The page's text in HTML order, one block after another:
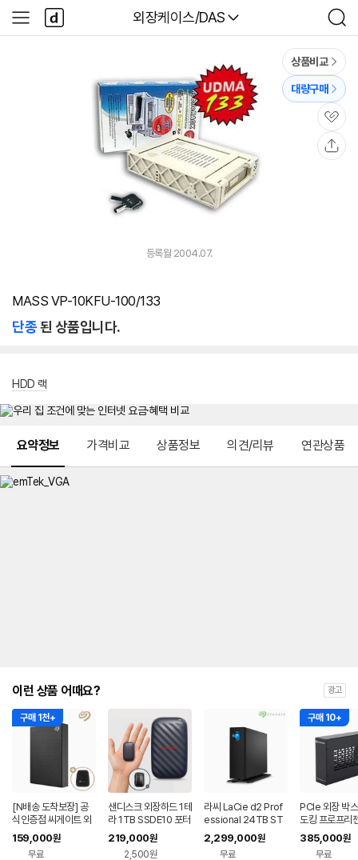
다나와
외장케이스/DAS
검
색
사
이
다
나
와
상품비교
대량구매
관
심
등록월 2004.07.
MASS VP-10KFU-100/133
단종된 상품입니다.
HDD 랙
요약정보 가격비교 상품정보 의견/리뷰 연관상품
이런 상품 어때요? 광고
구매 1천+
[N배송 도착보장] 공
식인증점 씨게이트 외
장하드 SEAGATE 외
장 HDD 데이터복구 3
159,000원
무료
샌디스크 외장하드 1테
라 1TB SSDE10 포터
블 드라이브 대용량 C
타입 초소형 외장HDD
219,000원
2,500원
라씨 LaCie d2 Prof
essional 24TB ST
HA24000800
2,299,000원
무료
구매 10+
PCIe 외장 박
도킹 프로프리
PU 맥 교회 자
프독 PP-
385,000원
무료